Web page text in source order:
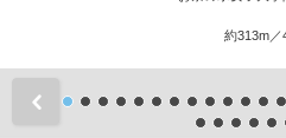
約313m／
前